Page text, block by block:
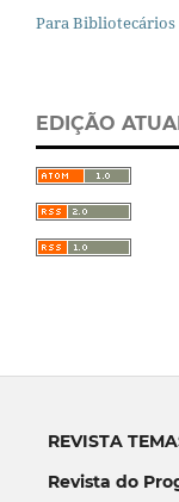
Para Bibliotecários
EDIÇÃO
REVISTA
Revista do